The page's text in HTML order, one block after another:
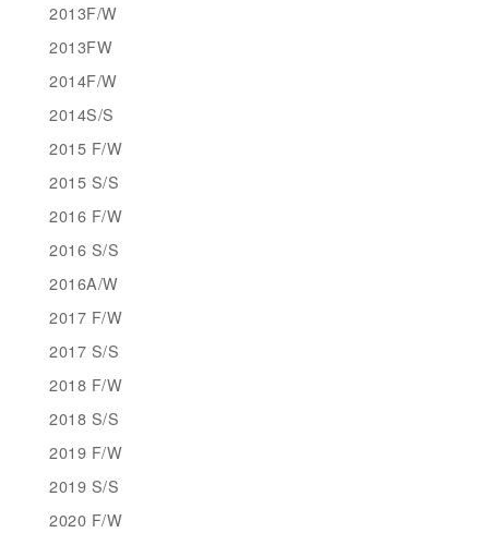
2013F/W
2013FW
2014F/W
2014S/S
2015 F/W
2015 S/S
2016 F/W
2016 S/S
2016A/W
2017 F/W
2017 S/S
2018 F/W
2018 S/S
2019 F/W
2019 S/S
2020 F/W